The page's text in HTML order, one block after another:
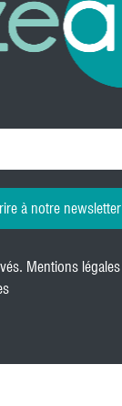
à notre newsletter
Mentions légales